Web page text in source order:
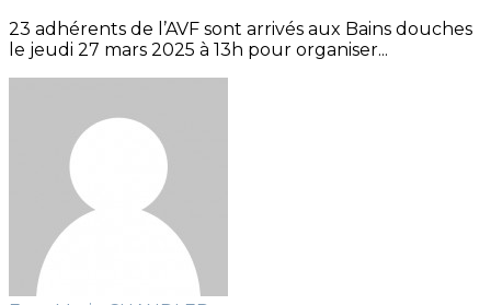
23 adhérents de l’AVF sont arrivés aux Bains douches
le jeudi 27 mars 2025 à 13h pour organiser...